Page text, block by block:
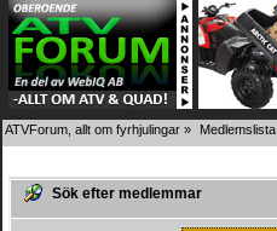
ATVForum, allt om fyrhjulingar » Medlemslista
Sök efter medlemmar